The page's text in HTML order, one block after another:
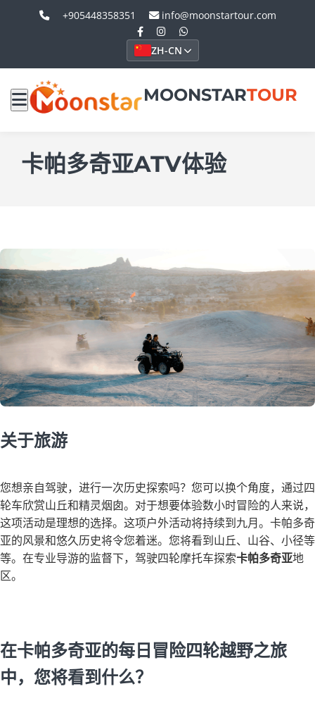
+905448358351 info@moonstartour.com
ZH-CN
MOONSTARTOUR
卡帕多奇亚ATV体验
关于旅游
您想亲自驾驶，进行一次历史探索吗？您可以换个角度，通过四
轮车欣赏山丘和精灵烟囱。对于想要体验数小时冒险的人来说，
这项活动是理想的选择。这项户外活动将持续到九月。卡帕多奇
亚的风景和悠久历史将令您着迷。您将看到山丘、山谷、小径等
等。在专业导游的监督下，驾驶四轮摩托车探索卡帕多奇亚地
区。
在卡帕多奇亚的每日冒险四轮越野之旅
中，您将看到什么？